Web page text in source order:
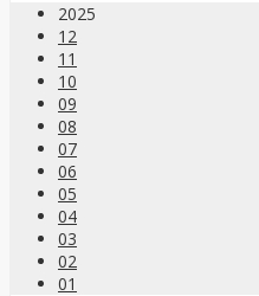
2025
12
11
10
09
08
07
06
05
04
03
02
01